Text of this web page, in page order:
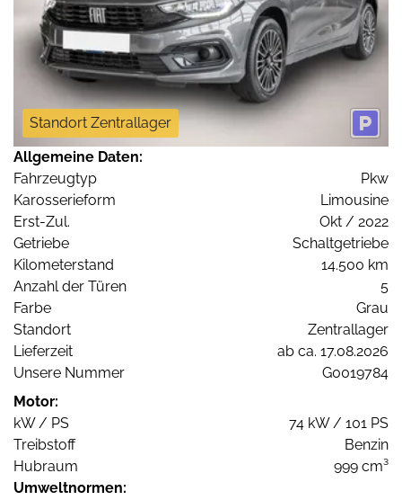
Standort Zentrallager
Allgemeine Daten:
Fahrzeugtyp
Pkw
Karosserieform
Limousine
Erst-Zul.
Okt / 2022
Getriebe
Schaltgetriebe
Kilometerstand
14.500 km
Anzahl der Türen
5
Farbe
Grau
Standort
Zentrallager
Lieferzeit
ab ca. 17.08.2026
Unsere Nummer
G0019784
Motor:
kW / PS
74 kW / 101 PS
Treibstoff
Benzin
Hubraum
999 cm³
Umweltnormen: